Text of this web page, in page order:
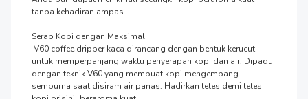
tanpa kehadiran ampas.
Serap Kopi dengan Maksimal
untuk memperpanjang waktu penyerapan kopi dan air. Dipadu
dengan teknik V60 yang membuat kopi mengembang
sempurna saat disiram air panas. Hadirkan tetes demi tetes